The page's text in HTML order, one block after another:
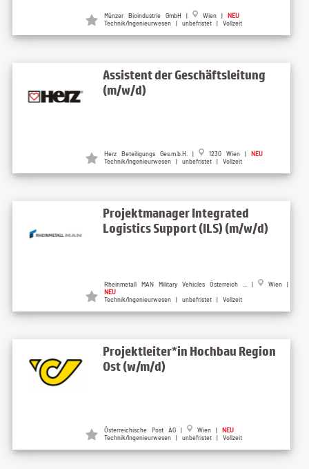
Münzer Bioindustrie GmbH | Wien | NEU
Technik/Ingenieurwesen | unbefristet | Vollzeit
Assistent der Geschäftsleitung
(m/w/d)
Herz Beteiligungs Ges.m.b.H. | 1230 Wien | NEU
Technik/Ingenieurwesen | unbefristet | Vollzeit
Projektmanager Integrated
Logistics Support (ILS) (m/w/d)
Rheinmetall MAN Military Vehicles Österreich ... |
Wien |
NEU
Technik/Ingenieurwesen | unbefristet | Vollzeit
Projektleiter*in Hochbau Region
Ost (w/m/d)
Österreichische Post AG | Wien | NEU
Technik/Ingenieurwesen | unbefristet | Vollzeit